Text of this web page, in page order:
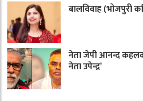
बालविवाह (भोजपुरी
नेता जेपी आनन्द
नेता उपेन्द्र’